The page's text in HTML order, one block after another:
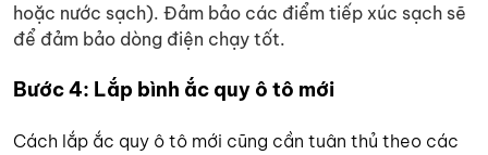
hoặc nước sạch). Đảm bảo các điểm tiếp xúc sạch sẽ
để đảm bảo dòng điện chạy tốt.
Bước 4: Lắp bình ắc quy ô tô mới
Cách lắp ắc quy ô tô mới cũng cần tuân thủ theo các